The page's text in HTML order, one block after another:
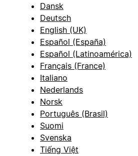
Dansk
Deutsch
English (UK)
Español (España)
Español (Latinoamérica)
Français (France)
Italiano
Nederlands
Norsk
Português (Brasil)
Suomi
Svenska
Tiếng Việt